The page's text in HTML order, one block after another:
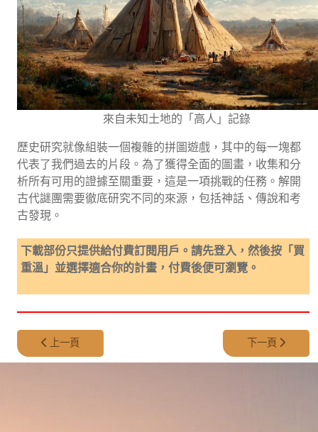
來自未知土地的「高人」記錄
歷史研究就像組裝一個複雜的拼圖遊戲，其中的每一塊都
代表了我們過去的片段。為了獲得全面的圖畫，收集和分
析所有可用的證據至關重要，這是一項挑戰的任務。解開
古代謎團需要徹底研究不同的來源，包括神話、傳說和考
古發現。
下載部份只提供給付費訂閱用戶。請先登入，然後按「買
重溫」並選擇適合你的計畫，付費後便可瀏覽。
上一篇文章: 第 317 集 - 岩石上的神秘「腳印」
上一頁 下一篇文章: 第
下一頁